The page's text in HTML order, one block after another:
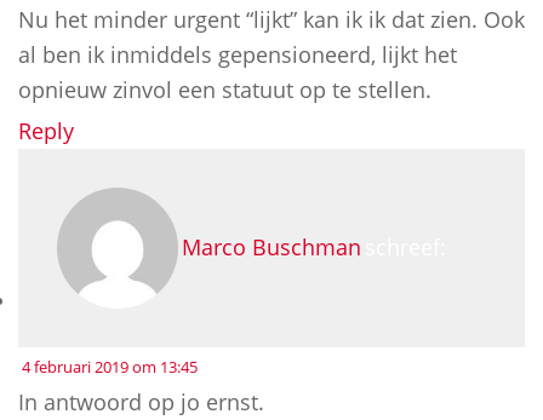
Nu het minder urgent “lijkt” kan ik ik dat zien. Ook
al ben ik inmiddels gepensioneerd, lijkt het
opnieuw zinvol een statuut op te stellen.
Reply
Marco Buschman
4 februari 2019 om 13:45
In antwoord op jo ernst.